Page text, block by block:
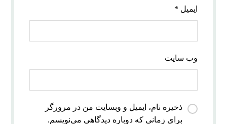
ایمیل *
وب‌ سایت
ذخیره نام، ایمیل و وبسایت من در مرورگر
برای زمانی که دوباره دیدگاهی می‌نویسم.